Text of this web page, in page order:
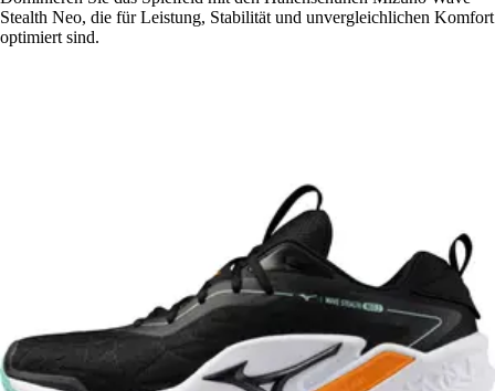
Stealth Neo, die für Leistung, Stabilität und unvergleichlichen Komfort
optimiert sind.